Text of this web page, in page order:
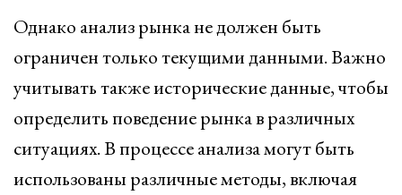
Однако анализ рынка не должен быть
ограничен только текущими данными. Важно
учитывать также исторические данные, чтобы
определить поведение рынка в различных
ситуациях. В процессе анализа могут быть
использованы различные методы, включая